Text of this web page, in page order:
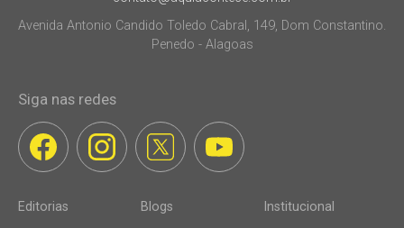
Avenida Antonio Candido Toledo Cabral, 149, Dom Constantino.
Penedo - Alagoas
Siga nas redes
Editorias Blogs Institucional